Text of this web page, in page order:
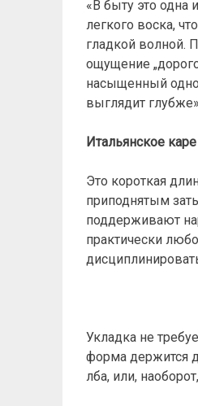
«В быту это одна
легкого воска,
гладкой волной.
ощущение
насыщенный
выглядит
Итальянское каре
Это короткая
приподнятым
поддерживают
практически
Укладка не
форма держится
лба, или,